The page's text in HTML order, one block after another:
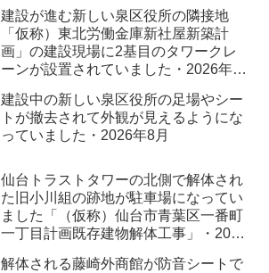
建設が進む新しい泉区役所の隣接地
「仮称）東北労働金庫新社屋新築計
画」の建設現場に2基目のタワークレ
ーンが設置されていました・2026年8
建設中の新しい泉区役所の足場やシー
トが撤去されて外観が見えるようにな
っていました・2026年8月
仙台トラストタワーの北側で解体され
た旧小川組の跡地が駐車場になってい
ました「（仮称）仙台市青葉区一番町
一丁目計画既存建物解体工事」・2026
解体される藤崎外商館が防音シートで